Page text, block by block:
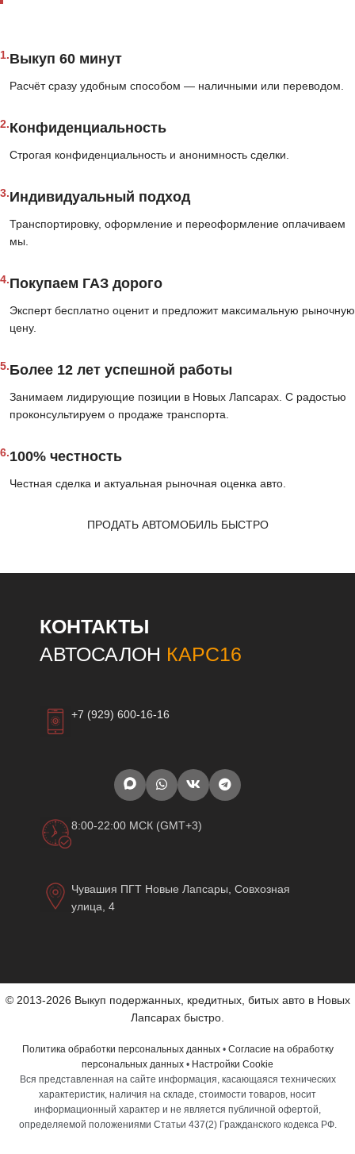
1.Выкуп 60 минут
Расчёт сразу удобным способом — наличными или переводом.
2.Конфиденциальность
Строгая конфиденциальность и анонимность сделки.
3.Индивидуальный подход
Транспортировку, оформление и переоформление оплачиваем
мы.
4.Покупаем ГАЗ дорого
Эксперт бесплатно оценит и предложит максимальную рыночную
цену.
5.Более 12 лет успешной работы
Занимаем лидирующие позиции в Новых Лапсарах. С радостью
проконсультируем о продаже транспорта.
6.100% честность
Честная сделка и актуальная рыночная оценка авто.
ПРОДАТЬ АВТОМОБИЛЬ БЫСТРО
КОНТАКТЫ
АВТОСАЛОН КАРС16
+7 (929) 600-16-16
8:00-22:00 МСК (GMT+3)
Чувашия ПГТ Новые Лапсары, Совхозная
улица, 4
© 2013-2026 Выкуп подержанных, кредитных, битых авто в Новых
Лапсарах быстро.
Политика обработки персональных данных• Согласие на обработку
персональных данных • Настройки Cookie
Вся представленная на сайте информация, касающаяся технических
характеристик, наличия на складе, стоимости товаров, носит
информационный характер и не является публичной офертой,
определяемой положениями Статьи 437(2) Гражданского кодекса РФ.